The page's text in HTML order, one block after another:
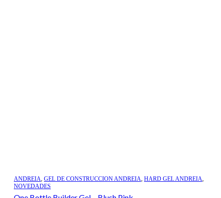
ANDREIA, GEL DE CONSTRUCCION ANDREIA, HARD GEL ANDREIA,
NOVEDADES